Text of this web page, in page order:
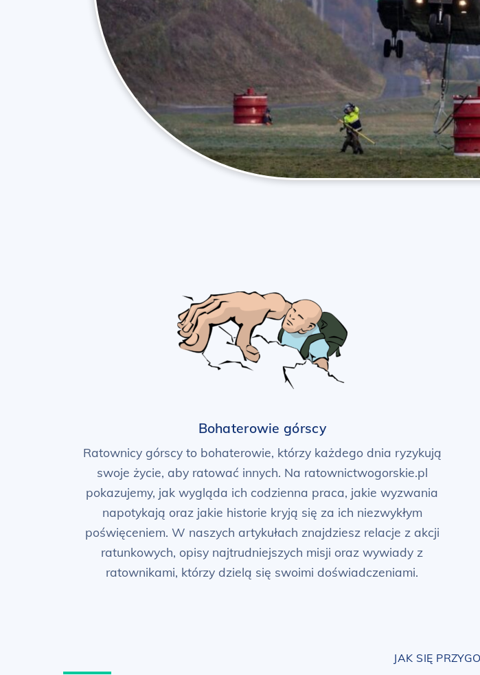
Bohaterowie górscy
Ratownicy górscy to bohaterowie, którzy każdego dnia ryzykują
swoje życie, aby ratować innych. Na ratownictwogorskie.pl
pokazujemy, jak wygląda ich codzienna praca, jakie wyzwania
napotykają oraz jakie historie kryją się za ich niezwykłym
poświęceniem. W naszych artykułach znajdziesz relacje z akcji
ratunkowych, opisy najtrudniejszych misji oraz wywiady z
ratownikami, którzy dzielą się swoimi doświadczeniami.
JAK SIĘ